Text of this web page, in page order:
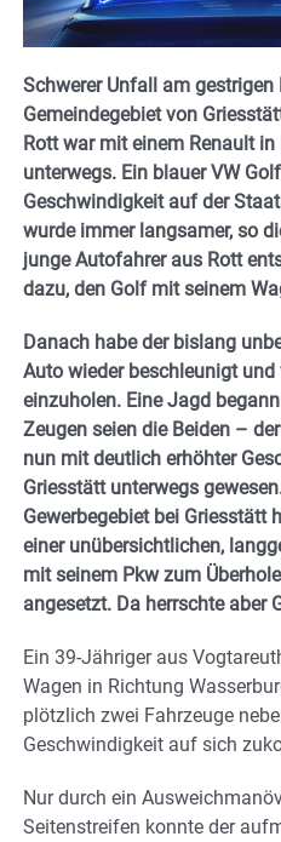
Schwerer Unfall am
Gemeindegebiet von
Rott war mit einem Renault
unterwegs. Ein blauer VW
Geschwindigkeit auf der
wurde immer langsamer, so
junge Autofahrer aus Rott
dazu, den Golf mit seinem
Danach habe der bislang
Auto wieder beschleunigt und
einzuholen. Eine Jagd
Zeugen seien die Beiden –
nun mit deutlich erhöhter
Griesstätt unterwegs
Gewerbegebiet bei Griesstätt
einer unübersichtlichen,
mit seinem Pkw zum
angesetzt. Da herrschte aber
Ein 39-Jähriger aus
Wagen in Richtung
plötzlich zwei Fahrzeuge
Geschwindigkeit auf sich
Nur durch ein
Seitenstreifen konnte der